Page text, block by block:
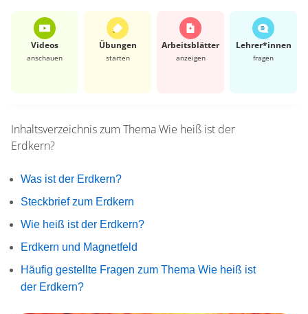
Videos
anschauen
Übungen
starten
Arbeits­blätter
anzeigen
Lehrer*​innen
fragen
Inhaltsverzeichnis zum ThemaWie heiß ist der
Erdkern?
Was ist der Erdkern?
Steckbrief zum Erdkern
Wie heiß ist der Erdkern?
Erdkern und Magnetfeld
Häufig gestellte Fragen zum Thema Wie heiß ist
der Erdkern?